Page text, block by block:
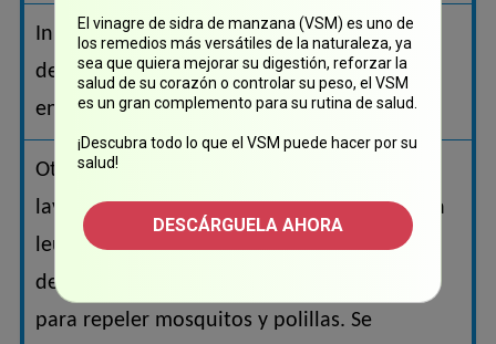
Inmunidad: El uso regular de aceite esencial
de lavanda proporciona resistencia a las
enfermedades.
Otros beneficios del aceite esencial de
lavanda incluyen su capacidad para tratar la
leucorrea. También sirve para las picaduras
de insectos. Este aceite también se utiliza
para repeler mosquitos y polillas. Se
El vinagre de sidra de manzana (VSM) es uno de
los remedios más versátiles de la naturaleza, ya
sea que quiera mejorar su digestión, reforzar la
salud de su corazón o controlar su peso, el VSM
es un gran complemento para su rutina de salud.
¡Descubra todo lo que el VSM puede hacer por su
salud!
DESCÁRGUELA AHORA